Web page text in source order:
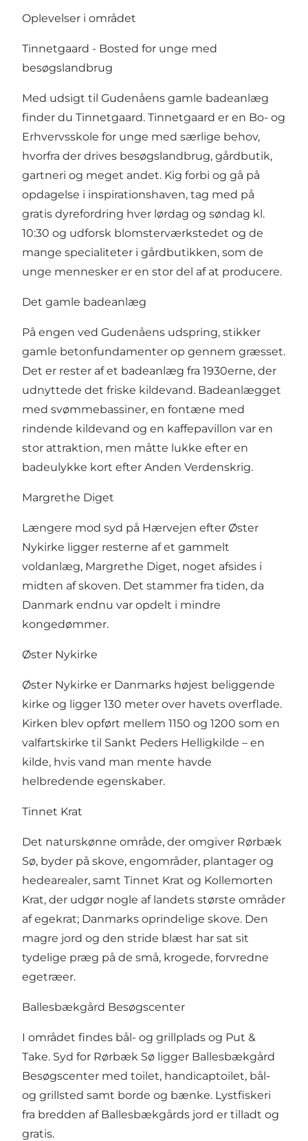
Oplevelser i området
Tinnetgaard - Bosted for unge med
besøgslandbrug
Med udsigt til Gudenåens gamle badeanlæg
finder du Tinnetgaard. Tinnetgaard er en Bo- og
Erhvervsskole for unge med særlige behov,
hvorfra der drives besøgslandbrug, gårdbutik,
gartneri og meget andet. Kig forbi og gå på
opdagelse i inspirationshaven, tag med på
gratis dyrefordring hver lørdag og søndag kl.
10:30 og udforsk blomsterværkstedet og de
mange specialiteter i gårdbutikken, som de
unge mennesker er en stor del af at producere.
Det gamle badeanlæg
På engen ved Gudenåens udspring, stikker
gamle betonfundamenter op gennem græsset.
Det er rester af et badeanlæg fra 1930erne, der
udnyttede det friske kildevand. Badeanlægget
med svømmebassiner, en fontæne med
rindende kildevand og en kaffepavillon var en
stor attraktion, men måtte lukke efter en
badeulykke kort efter Anden Verdenskrig.
Margrethe Diget
Længere mod syd på Hærvejen efter Øster
Nykirke ligger resterne af et gammelt
voldanlæg, Margrethe Diget, noget afsides i
midten af skoven. Det stammer fra tiden, da
Danmark endnu var opdelt i mindre
kongedømmer.
Øster Nykirke
Øster Nykirke er Danmarks højest beliggende
kirke og ligger 130 meter over havets overflade.
Kirken blev opført mellem 1150 og 1200 som en
valfartskirke til Sankt Peders Helligkilde – en
kilde, hvis vand man mente havde
helbredende egenskaber.
Tinnet Krat
Det naturskønne område, der omgiver Rørbæk
Sø, byder på skove, engområder, plantager og
hedearealer, samt Tinnet Krat og Kollemorten
Krat, der udgør nogle af landets største områder
af egekrat; Danmarks oprindelige skove. Den
magre jord og den stride blæst har sat sit
tydelige præg på de små, krogede, forvredne
egetræer.
Ballesbækgård Besøgscenter
I området findes bål- og grillplads og Put &
Take. Syd for Rørbæk Sø ligger Ballesbækgård
Besøgscenter med toilet, handicaptoilet, bål-
og grillsted samt borde og bænke. Lystfiskeri
fra bredden af Ballesbækgårds jord er tilladt og
gratis.